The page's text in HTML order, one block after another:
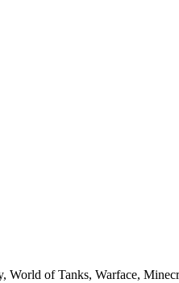
of Tanks, Warface,